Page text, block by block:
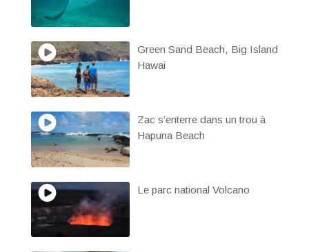
Green Sand Beach, Big Island
Hawai
Zac s’enterre dans un trou à
Hapuna Beach
Le parc national Volcano